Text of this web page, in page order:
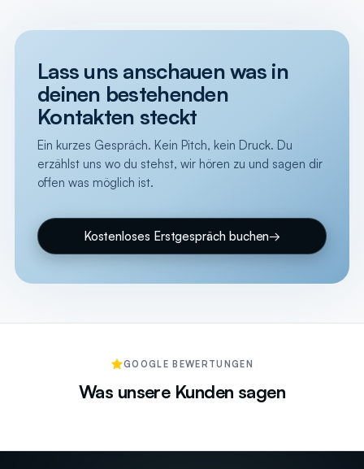
Lass uns anschauen was in
deinen bestehenden
Kontakten steckt
Ein kurzes Gespräch. Kein Pitch, kein Druck. Du
erzählst uns wo du stehst, wir hören zu und sagen dir
offen was möglich ist.
Kostenloses Erstgespräch buchen→
GOOGLE BEWERTUNGEN
Was unsere Kunden sagen